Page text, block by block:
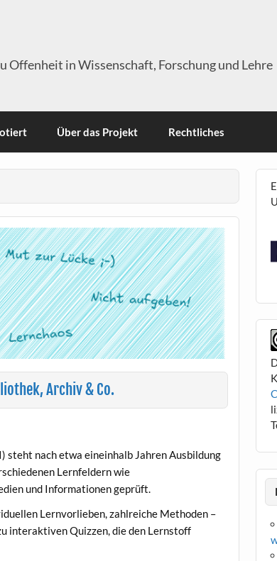
Offenheit in Wissenschaft, Forschung und Lehre
Über das Projekt Rechtliches
Archiv & Co.
steht nach etwa eineinhalb Jahren Ausbildung
Lernfeldern wie
und Informationen geprüft.
Lernvorlieben, zahlreiche Methoden –
interaktiven Quizzen, die den Lernstoff